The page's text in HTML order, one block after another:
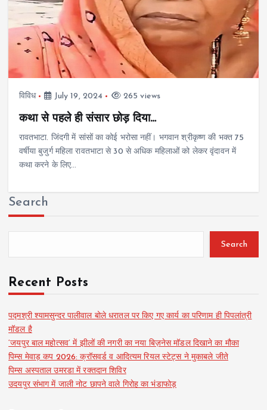
विविध July 19, 2024 265 views
कथा से पहले ही संसार छोड़ दिया…
रावतभाटा. जिंदगी में सांसों का कोई भरोसा नहीं। भगवान श्रीकृष्ण की भक्त 75
वर्षीया बुजुर्ग महिला रावतभाटा से 30 से अधिक महिलाओं को लेकर वृंदावन में
कथा करने के लिए…
Search
Search
Recent Posts
पद्मश्री श्यामसुन्दर पालीवाल बोले धरातल पर किए गए कार्य का परिणाम ही पिपलांत्री
मॉडल है
‘जयपुर बाल महोत्सव’ में झीलों की नगरी का नया बिज़नेस मॉडल दिखाने का मौका
पिम्स मेवाड़ कप 2026: क्रॉसवर्ड व आदित्यम रियल स्टेट्स ने मुकाबले जीते
पिम्स अस्पताल उमरडा में रक्तदान शिविर
उदयपुर संभाग में जाली नोट छापने वाले गिरोह का भंडाफोड़